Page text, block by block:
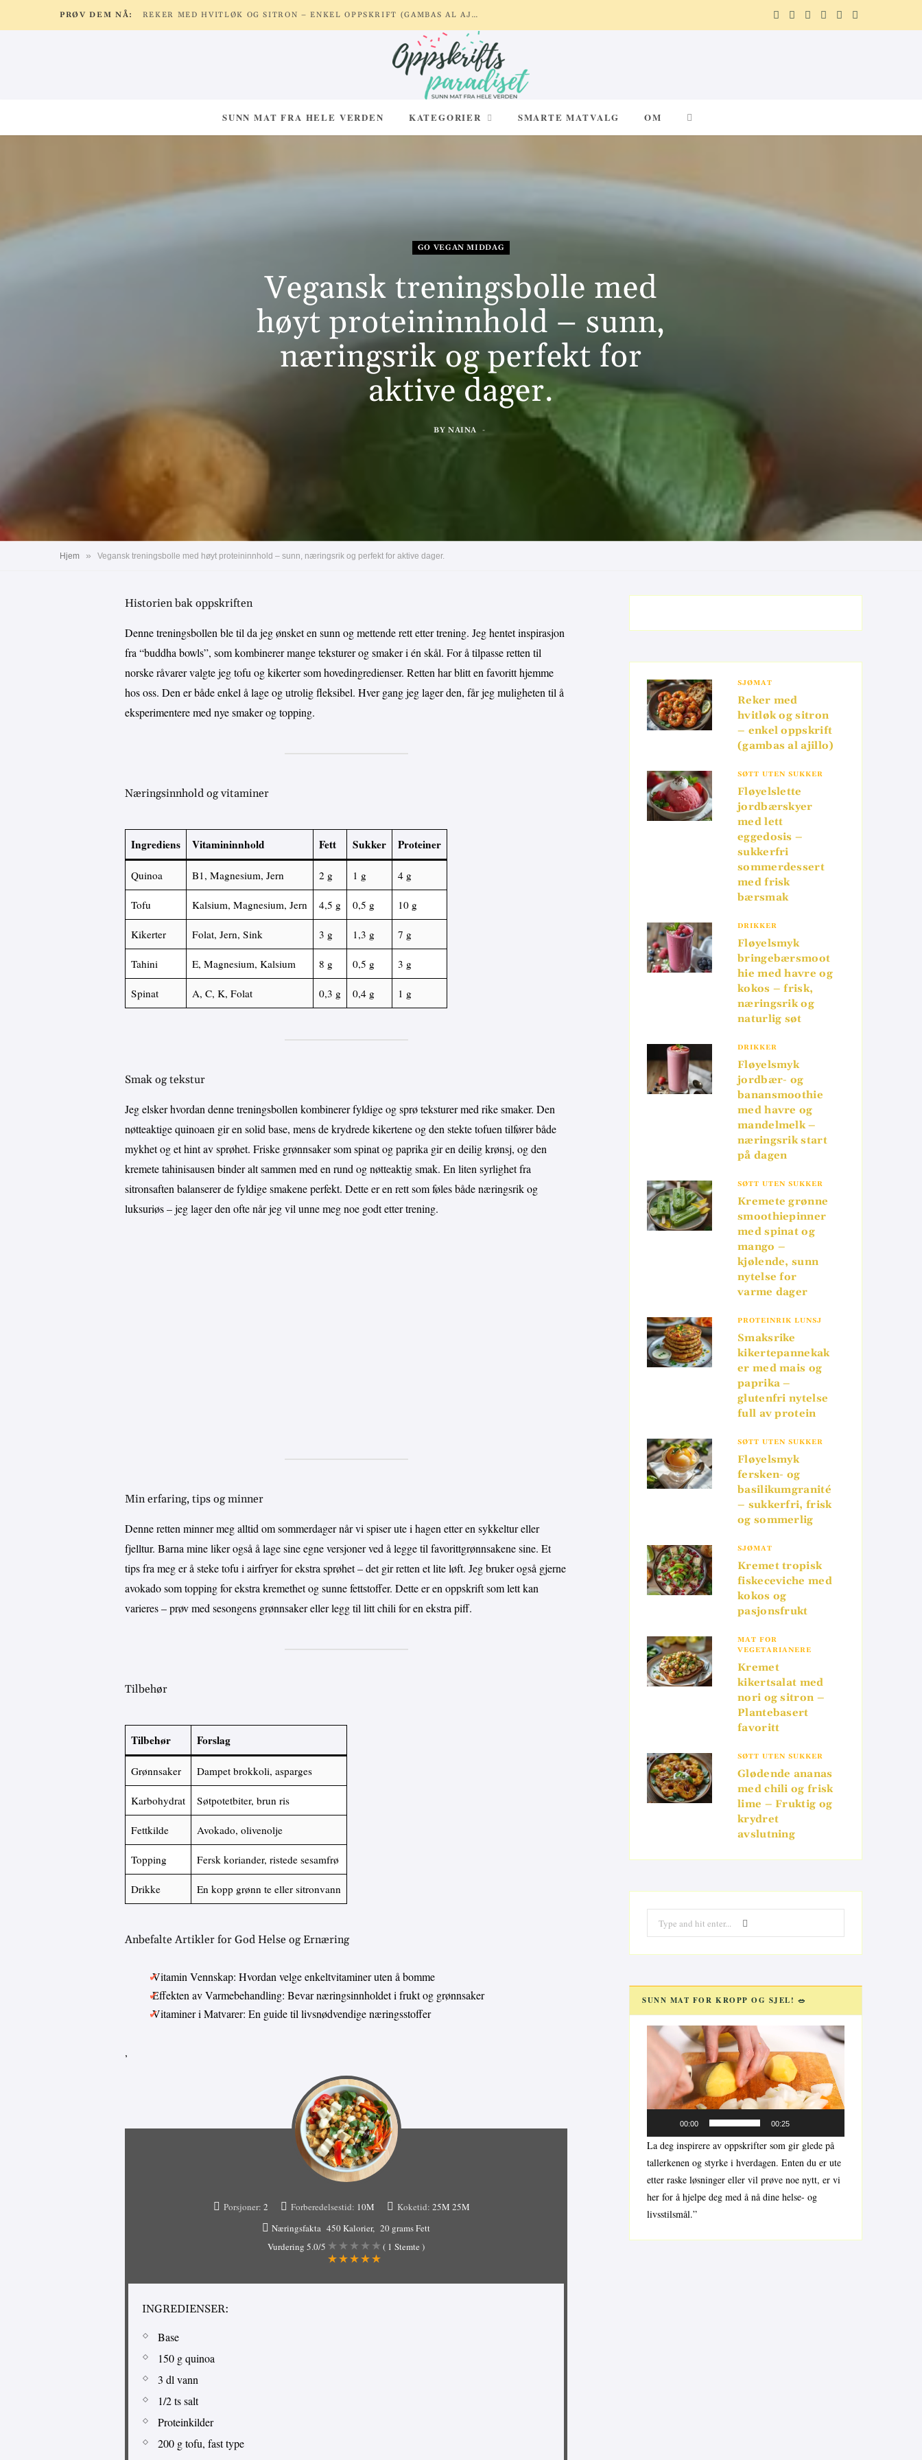
PRØV DEM NÅ: FLØYELSLETTE JORDBÆRSKYER MED LETT EGGEDOSIS – SUKKERFRI SOMMERDESSERT MED FRISK BÆRSMAK
b i a e i g
SUNN MAT FRA HELE VERDEN KATEGORIER SMARTE MATVALG OM
GO VEGAN MIDDAG
Vegansk treningsbolle med
høyt proteininnhold – sunn,
næringsrik og perfekt for
aktive dager.
BY NAINA
Hjem » Vegansk treningsbolle med høyt proteininnhold – sunn, næringsrik og perfekt for aktive dager.
Historien bak oppskriften
Denne treningsbollen ble til da jeg ønsket en sunn og mettende rett etter trening. Jeg hentet inspirasjon
fra “buddha bowls”, som kombinerer mange teksturer og smaker i én skål. For å tilpasse retten til
norske råvarer valgte jeg tofu og kikerter som hovedingredienser. Retten har blitt en favoritt hjemme
hos oss. Den er både enkel å lage og utrolig fleksibel. Hver gang jeg lager den, får jeg muligheten til å
eksperimentere med nye smaker og topping.
Næringsinnhold og vitaminer
Ingrediens Vitamininnhold Fett Sukker Proteiner
Quinoa B1, Magnesium, Jern 2 g 1 g 4 g
Tofu Kalsium, Magnesium, Jern 4,5 g 0,5 g 10 g
Kikerter Folat, Jern, Sink 3 g 1,3 g 7 g
Tahini E, Magnesium, Kalsium 8 g 0,5 g 3 g
Spinat A, C, K, Folat 0,3 g 0,4 g 1 g
Smak og tekstur
Jeg elsker hvordan denne treningsbollen kombinerer fyldige og sprø teksturer med rike smaker. Den
nøtteaktige quinoaen gir en solid base, mens de krydrede kikertene og den stekte tofuen tilfører både
mykhet og et hint av sprøhet. Friske grønnsaker som spinat og paprika gir en deilig krønsj, og den
kremete tahinisausen binder alt sammen med en rund og nøtteaktig smak. En liten syrlighet fra
sitronsaften balanserer de fyldige smakene perfekt. Dette er en rett som føles både næringsrik og
luksuriøs – jeg lager den ofte når jeg vil unne meg noe godt etter trening.
Min erfaring, tips og minner
Denne retten minner meg alltid om sommerdager når vi spiser ute i hagen etter en sykkeltur eller
fjelltur. Barna mine liker også å lage sine egne versjoner ved å legge til favorittgrønnsakene sine. Et
tips fra meg er å steke tofu i airfryer for ekstra sprøhet – det gir retten et lite løft. Jeg bruker også gjerne
avokado som topping for ekstra kremethet og sunne fettstoffer. Dette er en oppskrift som lett kan
varieres – prøv med sesongens grønnsaker eller legg til litt chili for en ekstra piff.
Tilbehør
Tilbehør Forslag
Grønnsaker Dampet brokkoli, asparges
Karbohydrat Søtpotetbiter, brun ris
Fettkilde Avokado, olivenolje
Topping Fersk koriander, ristede sesamfrø
Drikke En kopp grønn te eller sitronvann
Anbefalte Artikler for God Helse og Ernæring
Vitamin Vennskap: Hvordan velge enkeltvitaminer uten å bomme
Effekten av Varmebehandling: Bevar næringsinnholdet i frukt og grønnsaker
Vitaminer i Matvarer: En guide til livsnødvendige næringsstoffer
,
Porsjoner: 2 Forberedelsestid: 10M Koketid: 25M 25M
Næringsfakta 450 Kalorier
20 grams Fett
Vurdering 5.0/5 ( 1 Stemte )
INGREDIENSER:
Base
150 g quinoa
3 dl vann
1/2 ts salt
Proteinkilder
200 g tofu, fast type
SJØMAT
Reker med
hvitløk og sitron
– enkel oppskrift
(gambas al ajillo)
SØTT UTEN SUKKER
Fløyelslette
jordbærskyer
med lett
eggedosis –
sukkerfri
sommerdessert
med frisk
bærsmak
DRIKKER
Fløyelsmyk
bringebærsmoot
hie med havre og
kokos – frisk,
næringsrik og
naturlig søt
DRIKKER
Fløyelsmyk
jordbær- og
banansmoothie
med havre og
mandelmelk –
næringsrik start
på dagen
SØTT UTEN SUKKER
Kremete grønne
smoothiepinner
med spinat og
mango –
kjølende, sunn
nytelse for
varme dager
PROTEINRIK LUNSJ
Smaksrike
kikertepannekak
er med mais og
paprika –
glutenfri nytelse
full av protein
SØTT UTEN SUKKER
Fløyelsmyk
fersken- og
basilikumgranité
– sukkerfri, frisk
og sommerlig
SJØMAT
Kremet tropisk
fiskeceviche med
kokos og
pasjonsfrukt
MAT FOR
VEGETARIANERE
Kremet
kikertsalat med
nori og sitron –
Plantebasert
favoritt
SØTT UTEN SUKKER
Glødende ananas
med chili og frisk
lime – Fruktig og
krydret
avslutning
for:
SUNN MAT FOR KROPP OG SJEL! 🥗
Videoavspiller
00:00 00:25
La deg inspirere av oppskrifter som gir glede på
tallerkenen og styrke i hverdagen. Enten du er ute
etter raske løsninger eller vil prøve noe nytt, er vi
her for å hjelpe deg med å nå dine helse- og
livsstilsmål.”